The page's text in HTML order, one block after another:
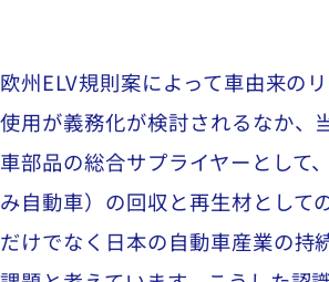
欧州ELV規則案によって車由来の
使用が義務化が検討されるなか、
車部品の総合サプライヤーとして
み自動車）の回収と再生材として
だけでなく日本の自動車産業の持